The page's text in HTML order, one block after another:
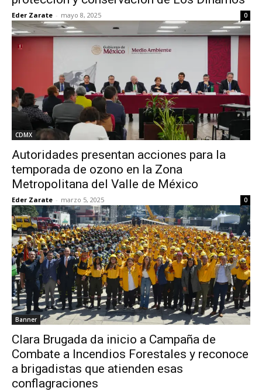
Eder Zarate - mayo 8, 2025 0
CDMX
Autoridades presentan acciones para la
temporada de ozono en la Zona
Metropolitana del Valle de México
Eder Zarate - marzo 5, 2025 0
Banner
Clara Brugada da inicio a Campaña de
Combate a Incendios Forestales y reconoce
a brigadistas que atienden esas
conflagraciones